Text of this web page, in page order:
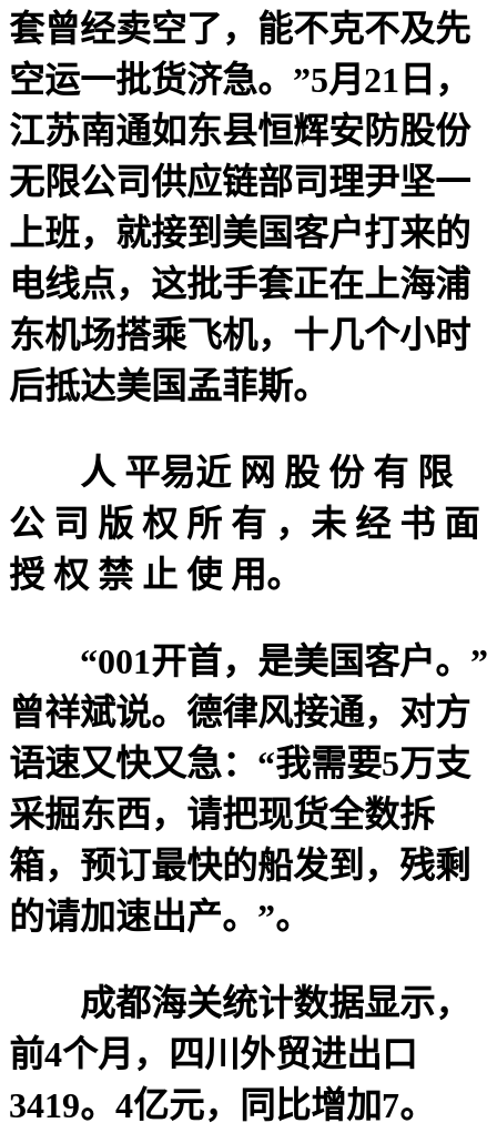
套曾经卖空了，能不克不及先
空运一批货济急。”5月21日，
江苏南通如东县恒辉安防股份
无限公司供应链部司理尹坚一
上班，就接到美国客户打来的
电线点，这批手套正在上海浦
东机场搭乘飞机，十几个小时
后抵达美国孟菲斯。
人 平易近 网 股 份 有 限
公 司 版 权 所 有 ，未 经 书 面
授 权 禁 止 使 用。
“001开首，是美国客户。”
曾祥斌说。德律风接通，对方
语速又快又急：“我需要5万支
采掘东西，请把现货全数拆
箱，预订最快的船发到，残剩
的请加速出产。”。
成都海关统计数据显示，
前4个月，四川外贸进出口
3419。4亿元，同比增加7。